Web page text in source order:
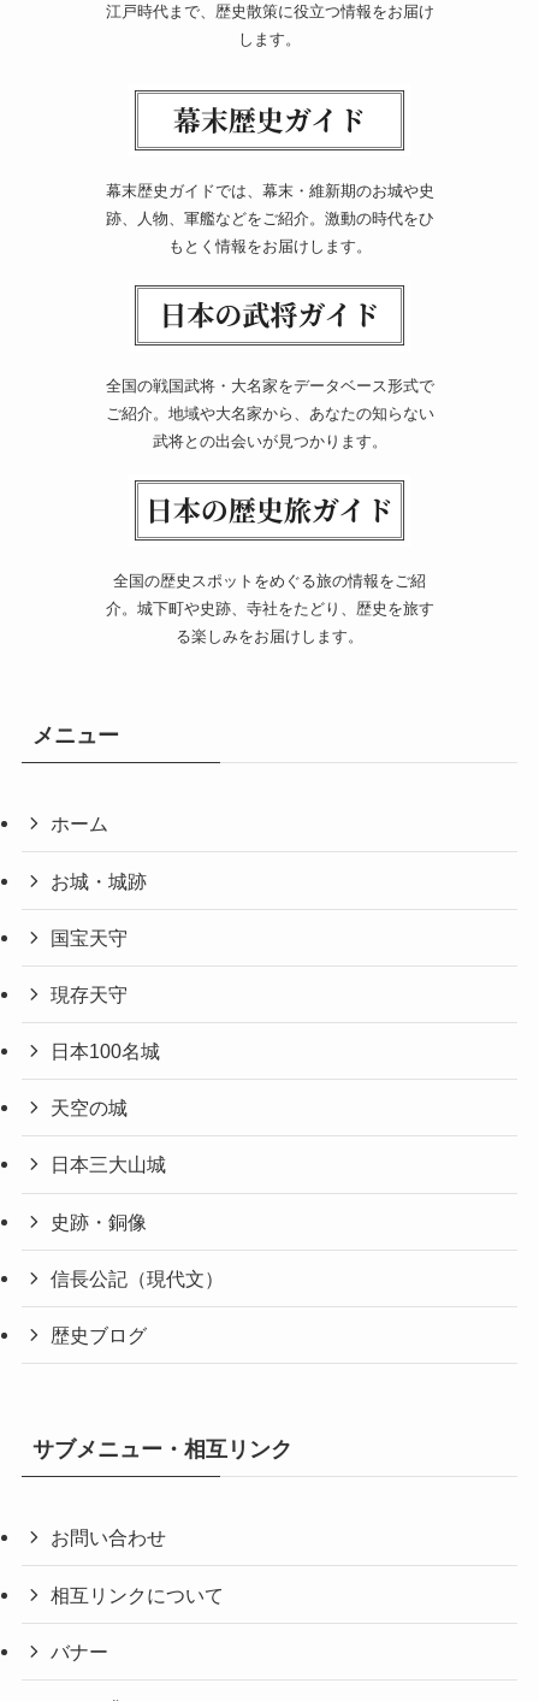
江戸時代まで、歴史散策に役立つ情報をお届け
します。
幕末歴史ガイドでは、幕末・維新期のお城や史
跡、人物、軍艦などをご紹介。激動の時代をひ
もとく情報をお届けします。
全国の戦国武将・大名家をデータベース形式で
ご紹介。地域や大名家から、あなたの知らない
武将との出会いが見つかります。
全国の歴史スポットをめぐる旅の情報をご紹
介。城下町や史跡、寺社をたどり、歴史を旅す
る楽しみをお届けします。
メニュー
ホーム
お城・城跡
国宝天守
現存天守
日本100名城
天空の城
日本三大山城
史跡・銅像
信長公記（現代文）
歴史ブログ
サブメニュー・相互リンク
お問い合わせ
相互リンクについて
バナー